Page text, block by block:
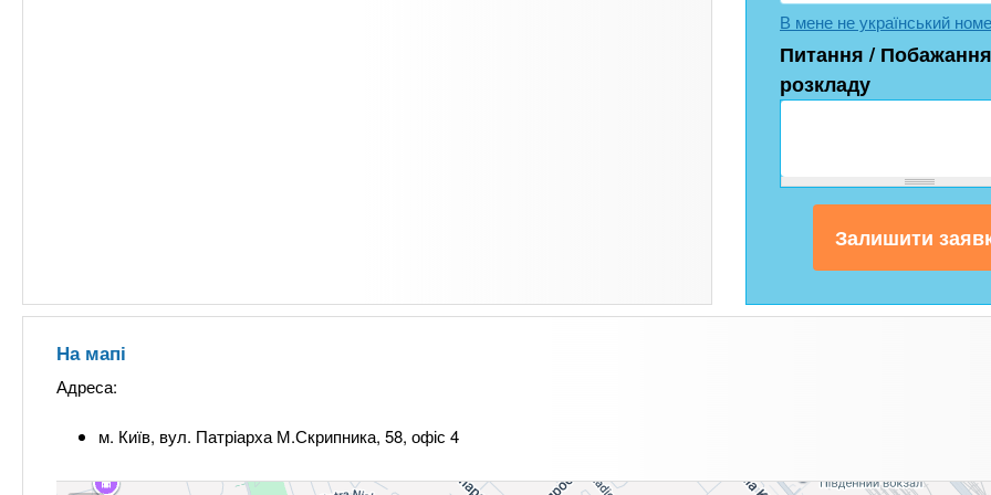
В мене не український
Питання /
розкладу
На мапі
Адреса:
м. Київ, вул. Патріарха М.Скрипника, 58, офіс 4